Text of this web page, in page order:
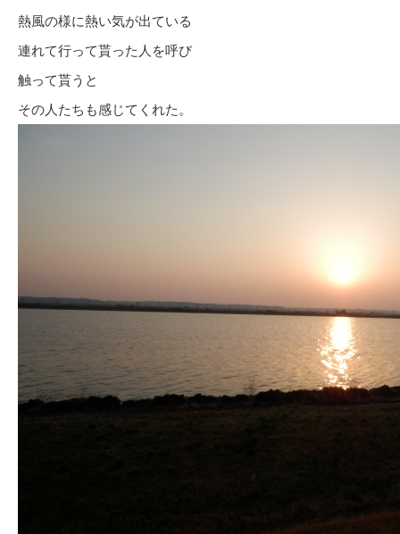
熱風の様に熱い気が出ている
連れて行って貰った人を呼び
触って貰うと
その人たちも感じてくれた。